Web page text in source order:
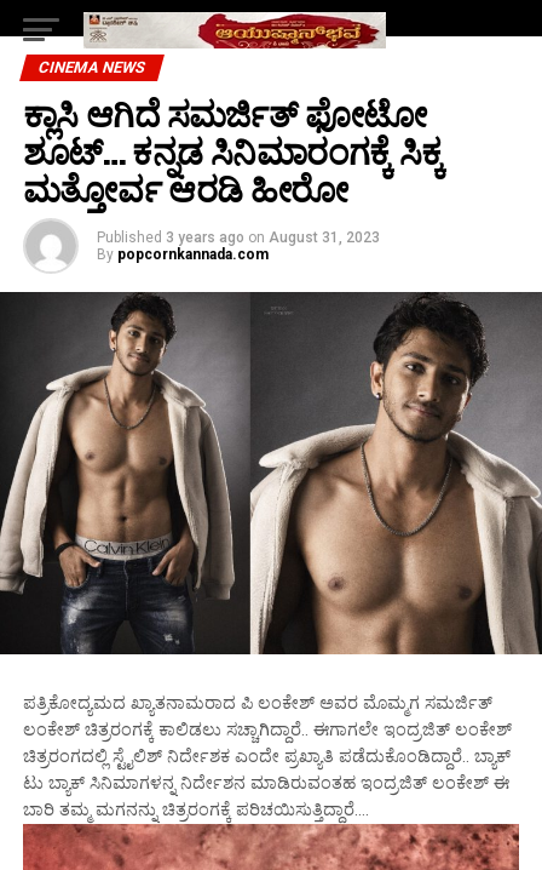
CINEMA NEWS
ಕ್ಲಾಸಿ ಆಗಿದೆ ಸಮರ್ಜಿತ್ ಫೋಟೋ
ಶೂಟ್… ಕನ್ನಡ ಸಿನಿಮಾರಂಗಕ್ಕೆ ಸಿಕ್ಕ
ಮತ್ತೋರ್ವ ಆರಡಿ ಹೀರೋ
Published 3 years ago on August 31, 2023
By popcornkannada.com
ಪತ್ರಿಕೋದ್ಯಮದ ಖ್ಯಾತನಾಮರಾದ ಪಿ ಲಂಕೇಶ್ ಅವರ ಮೊಮ್ಮಗ ಸಮರ್ಜಿತ್
ಲಂಕೇಶ್ ಚಿತ್ರರಂಗಕ್ಕೆ ಕಾಲಿಡಲು ಸಚ್ಚಾಗಿದ್ದಾರೆ.. ಈಗಾಗಲೇ ಇಂದ್ರಜಿತ್ ಲಂಕೇಶ್
ಚಿತ್ರರಂಗದಲ್ಲಿ ಸ್ಟೈಲಿಶ್ ನಿರ್ದೇಶಕ ಎಂದೇ ಪ್ರಖ್ಯಾತಿ ಪಡೆದುಕೊಂಡಿದ್ದಾರೆ.. ಬ್ಯಾಕ್
ಟು ಬ್ಯಾಕ್ ಸಿನಿಮಾಗಳನ್ನ ನಿರ್ದೇಶನ ಮಾಡಿರುವಂತಹ ಇಂದ್ರಜಿತ್ ಲಂಕೇಶ್ ಈ
ಬಾರಿ ತಮ್ಮ ಮಗನನ್ನು ಚಿತ್ರರಂಗಕ್ಕೆ ಪರಿಚಯಿಸುತ್ತಿದ್ದಾರೆ….